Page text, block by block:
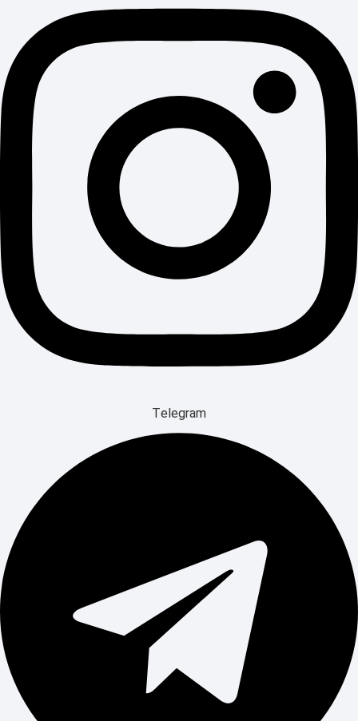
Telegram